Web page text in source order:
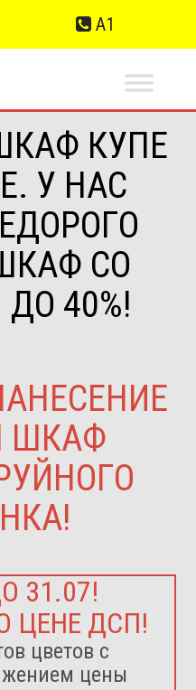
A1
КУПЕ
У НАС
СО
40%!
ШКАФ
31.07!
ЦЕНЕ ДСП!
цветов с
цены